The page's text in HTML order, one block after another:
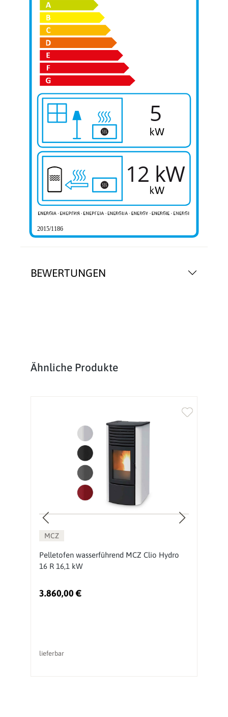
BEWERTUNGEN
2015/1186
12 kW
5
Produktgalerie überspringen
Ähnliche Produkte
MCZ
Pelletofen wasserführend MCZ Clio Hydro
16 R 16,1 kW
3.860,00 €
lieferbar